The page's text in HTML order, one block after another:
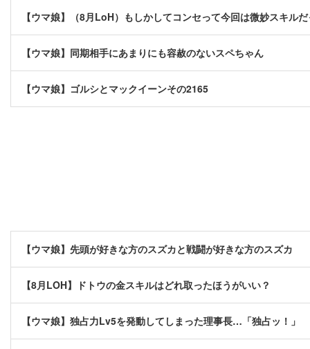
【ウマ娘】（8月LoH）もしかしてコンセって今回は微妙スキル
【ウマ娘】同期相手にあまりにも容赦のないスペちゃん
【ウマ娘】ゴルシとマックイーンその2165
【ウマ娘】先頭が好きな方のスズカと戦闘が好きな方のスズカ
【8月LOH】ドトウの金スキルはどれ取ったほうがいい？
【ウマ娘】独占力Lv5を発動してしまった理事長…「独占ッ！」